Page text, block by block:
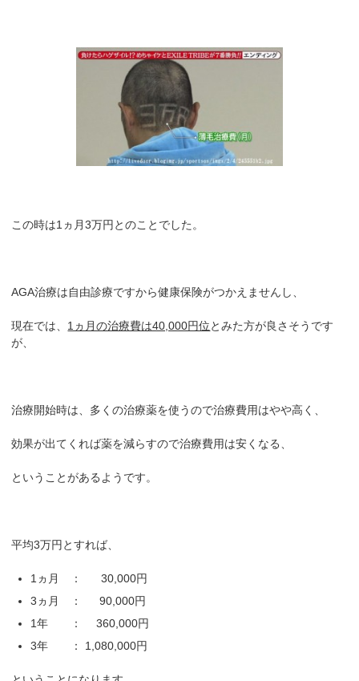
この時は1ヵ月3万円とのことでした。
AGA治療は自由診療ですから健康保険がつかえませんし、
現在では、 1ヵ月の治療費は40,000円位とみた方が良さそうです
が、
治療開始時は、多くの治療薬を使うので治療費用はやや高く、
効果が出てくれば薬を減らすので治療費用は安くなる、
ということがあるようです。
平均3万円とすれば、
1ヵ月 ： 30,000円
3ヵ月 ： 90,000円
1年 ： 360,000円
3年 ： 1,080,000円